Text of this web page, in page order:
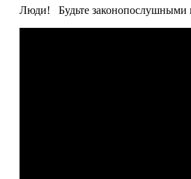
Люди! Будьте законопослушными и